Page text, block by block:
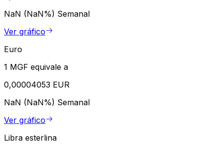
NaN (NaN%) Semanal
Ver gráfico
Euro
1 MGF equivale a
0,00004053 EUR
NaN (NaN%) Semanal
Ver gráfico
Libra esterlina